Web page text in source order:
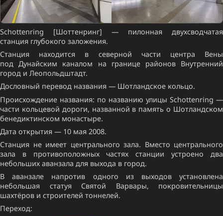
Schottenring [Шоттенринг] — пилонная двухсводчатая
станция глубокого заложения.
Станция находится в северной части центра Вены
под Дунайским каналом на границе районов Внутренний
город и Леопольдштадт.
Дословный перевод названия — Шотландское кольцо.
Происхождение названия: по названию улицы Schottenring —
части кольцевой дороги, названной в память о Шотландском
бенедиктинском монастыре.
Дата открытия — 10 мая 2008.
Станция не имеет центрального зала. Вместо центрального
зала в противоположных частях станции устроено два
небольших аванзала для выхода в город.
В аванзале напротив одного из выходов установлена
небольшая статуя Святой Варвары, покровительницы
шахтёров и строителей тоннелей.
Переход: